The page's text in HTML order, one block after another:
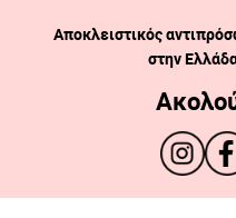
166
Αποκλειστικός
στην